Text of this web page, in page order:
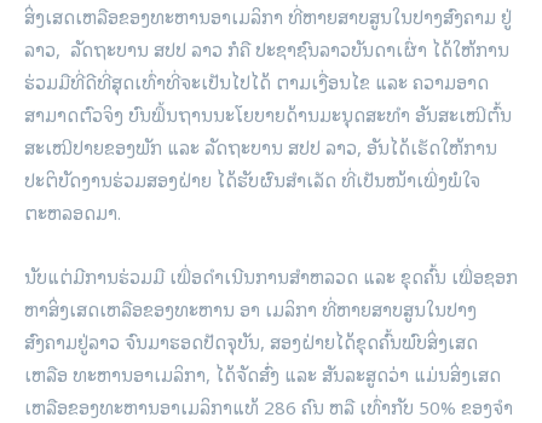
ສິ່ງເສດເຫລືອຂອງທະຫານອາເມລິກາ ທີ່ຫາຍສາບສູນໃນປາງສົງຄາມ ຢູ່
ລາວ, ລັດຖະບານ ສປປ ລາວ ກໍຄື ປະຊາຊົນລາວບັນດາເຜົ່າ ໄດ້ໃຫ້ການ
ຮ່ວມມືທີ່ດີທີ່ສຸດເທົ່າທີ່ຈະເປັນໄປໄດ້ ຕາມເງື່ອນໄຂ ແລະ ຄວາມອາດ
ສາມາດຕົວຈິງ ບົນພື້ນຖານນະໂຍບາຍດ້ານມະນຸດສະທໍາ ອັນສະເໝີຕົ້ນ
ສະເໝີປາຍຂອງພັກ ແລະ ລັດຖະບານ ສປປ ລາວ, ອັນໄດ້ເຮັດໃຫ້ການ
ປະຕິບັດງານຮ່ວມສອງຝ່າຍ ໄດ້ຮັບຜົນສໍາເລັດ ທີ່ເປັນໜ້າເພີ່ງພໍໃຈ
ຕະຫລອດມາ.
ນັບແຕ່ມີການຮ່ວມມື ເພື່ອດໍາເນີນການສໍາຫລວດ ແລະ ຂຸດຄົ້ນ ເພື່ອຊອກ
ຫາສິ່ງເສດເຫລືອຂອງທະຫານ ອາ ເມລິກາ ທີ່ຫາຍສາບສູນໃນປາງ
ສົງຄາມຢູ່ລາວ ຈົນມາຮອດປັດຈຸບັນ, ສອງຝ່າຍໄດ້ຂຸດຄົ້ນພົບສິ່ງເສດ
ເຫລືອ ທະຫານອາເມລິກາ, ໄດ້ຈັດສົ່ງ ແລະ ສັນລະສູດວ່າ ແມ່ນສິ່ງເສດ
ເຫລືອຂອງທະຫານອາເມລິກາແທ້ 286 ຄົນ ຫລື ເທົ່າກັບ 50% ຂອງຈໍາ